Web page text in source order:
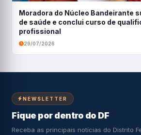
Moradora do Núcleo Bandeirante
de saúde e conclui curso de
profissional
29/07/2026
NEWSLETTER
Fique por dentro do DF
Receba as principais notícias do Distrito